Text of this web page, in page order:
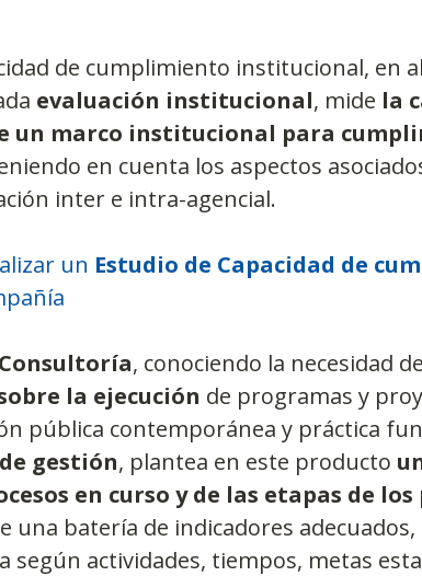
de cumplimiento institucional, en
evaluación institucional, mide la
un marco institucional para
en cuenta los aspectos
inter e intra-agencial.
un Estudio de Capacidad de
, conociendo la necesidad de
la ejecución de programas y
pública contemporánea y práctica
gestión, plantea en este producto
en curso y de las etapas de
una batería de indicadores adecuados,
actividades, tiempos, metas